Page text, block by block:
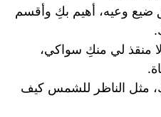
وعيه، أهيم بكِ وأقسم
منقذ لي منكِ سواكي،
مثل الناظر للشمس كيف